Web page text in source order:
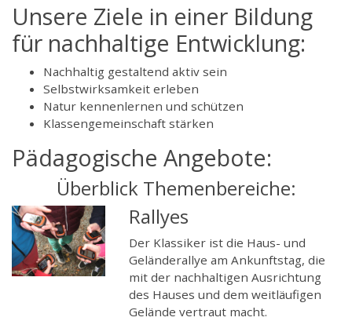
Unsere Ziele in einer Bildung
für nachhaltige Entwicklung:
Nachhaltig gestaltend aktiv sein
Selbstwirksamkeit erleben
Natur kennenlernen und schützen
Klassengemeinschaft stärken
Pädagogische Angebote:
Überblick Themenbereiche:
Rallyes
Der Klassiker ist die Haus- und
Geländerallye am Ankunftstag, die
mit der nachhaltigen Ausrichtung
des Hauses und dem weitläufigen
Gelände vertraut macht.